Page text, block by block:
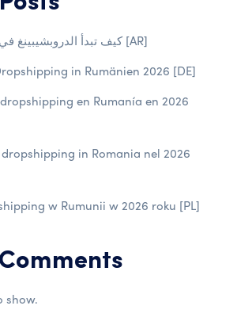
كيف تبدأ الدروبشيبينغ في رومانيا في 2026 [AR]
in Rumänien 2026 [DE]
en Rumanía en 2026
in Romania nel 2026
w Rumunii w 2026 roku [PL]
show.